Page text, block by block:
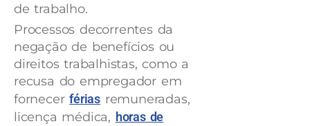
de trabalho.
Processos decorrentes da
negação de benefícios ou
direitos trabalhistas, como a
recusa do empregador em
fornecerférias remuneradas,
licença médica, horas de